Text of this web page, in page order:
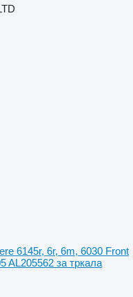
6145r, 6r, 6m, 6030 Front
AL205562 за тркала